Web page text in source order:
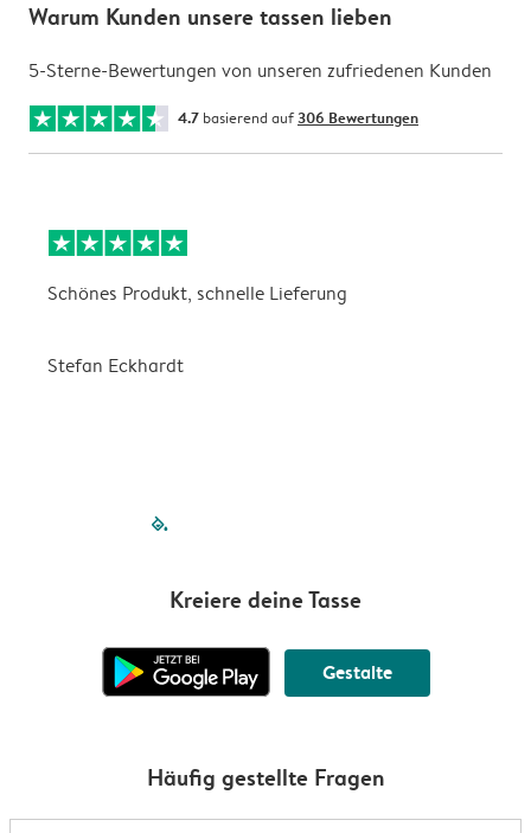
Warum Kunden unsere tassen lieben
5-Sterne-Bewertungen von unseren zufriedenen Kunden
4.7 basierend auf306 Bewertungen
Schönes Produkt, schnelle Lieferung
Stefan Eckhardt
filled-pagination
Kreiere deine Tasse
Gestalte
Häufig gestellte Fragen